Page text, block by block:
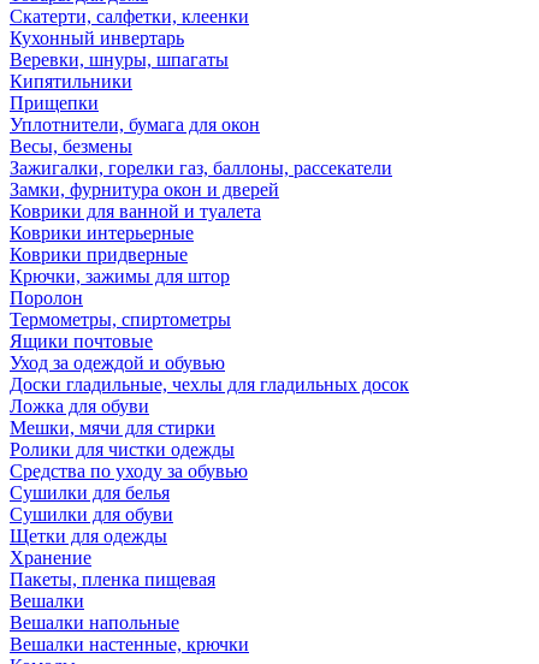
Скатерти, салфетки, клеенки
Кухонный инвертарь
Веревки, шнуры, шпагаты
Кипятильники
Прищепки
Уплотнители, бумага для окон
Весы, безмены
Зажигалки, горелки газ, баллоны, рассекатели
Замки, фурнитура окон и дверей
Коврики для ванной и туалета
Коврики интерьерные
Коврики придверные
Крючки, зажимы для штор
Поролон
Термометры, спиртометры
Ящики почтовые
Уход за одеждой и обувью
Доски гладильные, чехлы для гладильных досок
Ложка для обуви
Мешки, мячи для стирки
Ролики для чистки одежды
Средства по уходу за обувью
Сушилки для белья
Сушилки для обуви
Щетки для одежды
Хранение
Пакеты, пленка пищевая
Вешалки
Вешалки напольные
Вешалки настенные, крючки